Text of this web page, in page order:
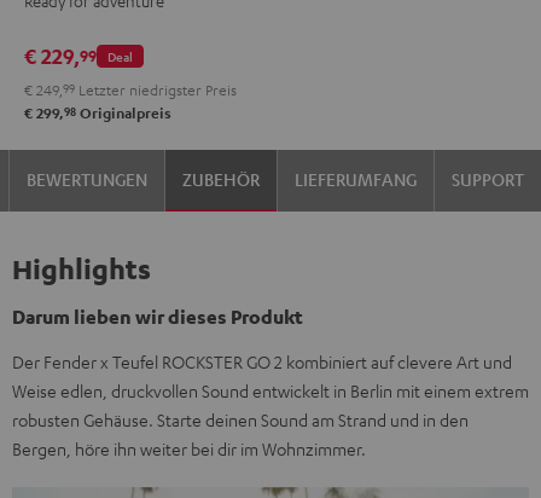
ROCKSTER
2
Stereo-
Set
Black
&
Steel
Deal
€ 229,99
€ 249, 99 Letzter niedrigster Preis
€ 299,98 Originalpreis
BEWERTUNGEN ZUBEHÖR LIEFERUMFANG SUPPORT
Highlights
Darum lieben wir dieses Produkt
Der Fender x Teufel ROCKSTER GO 2 kombiniert auf clevere Art und
Weise edlen, druckvollen Sound entwickelt in Berlin mit einem extrem
robusten Gehäuse. Starte deinen Sound am Strand und in den
Bergen, höre ihn weiter bei dir im Wohnzimmer.